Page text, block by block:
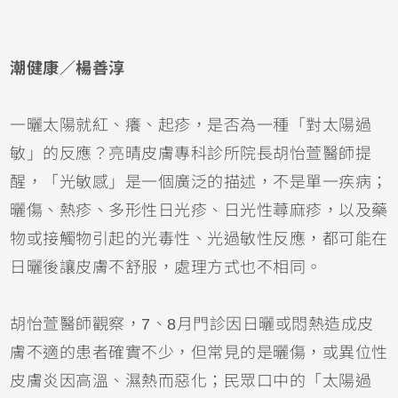
潮健康／楊善淳
一曬太陽就紅、癢、起疹，是否為一種「對太陽過
敏」的反應？亮晴皮膚專科診所院長胡怡萱醫師提
醒，「光敏感」是一個廣泛的描述，不是單一疾病；
曬傷 、熱疹、多形性日光疹、日光性蕁麻疹 ，以及藥
物或接觸物引起的光毒性、光過敏性反應，都可能在
日曬後讓皮膚不舒服，處理方式也不相同。
胡怡萱醫師觀察，7、8月門診因日曬或悶熱造成皮
膚不適的患者確實不少，但常見的是曬傷，或異位性
皮膚炎 因高溫、濕熱而惡化；民眾口中的「太陽過